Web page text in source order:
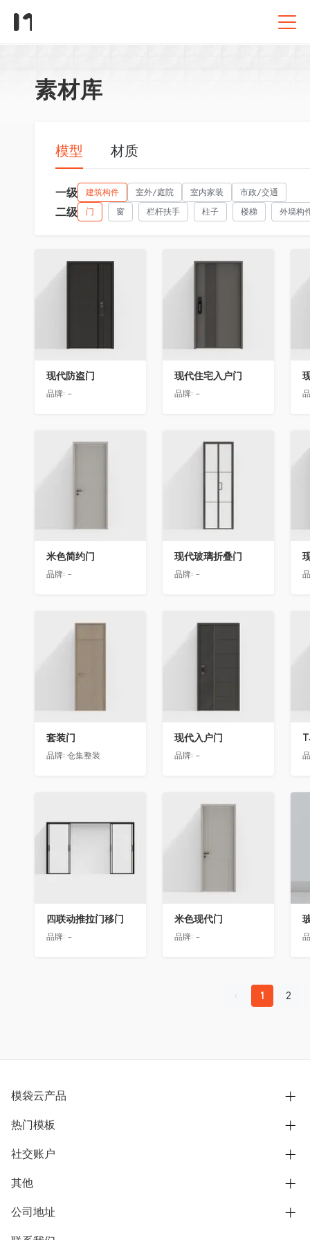
素材库
模型 材质
一级 建筑构件 室外/庭院 室内家装 市政/交通
二级 门 窗 栏杆扶手 柱子 楼梯 外墙构
收藏
现代防盗门
品牌: -
收藏
现代住宅入户门
品牌: -
收藏
米色简约门
品牌: -
收藏
现代玻璃折叠门
品牌: -
收藏
套装门
品牌: 仓集整装
收藏
现代入户门
品牌: -
四联动推拉门移门
品牌: -
收藏
米色现代门
品牌: -
1 2
模袋云产品
别墅设计营销
模型协同展示分享
别墅社区
热门模板
欧式别墅
中式别墅
社交账户
B站
抖音
微信公众号
其他
用户服务协议
隐私政策
公司地址